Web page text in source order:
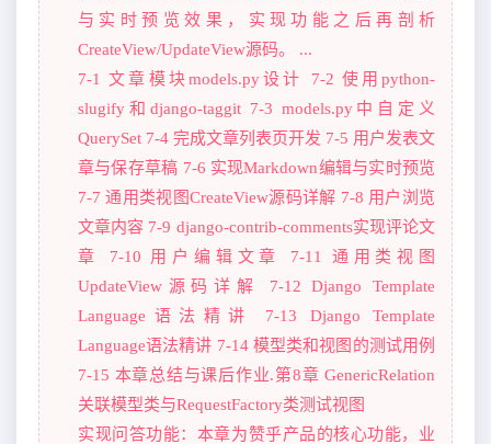
与实时预览效果，实现功能之后再剖析
CreateView/UpdateView源码。 ...
7-1 文章模块models.py设计 7-2 使用python-
slugify和django-taggit 7-3 models.py中自定义
QuerySet 7-4 完成文章列表页开发 7-5 用户发表文
章与保存草稿 7-6 实现Markdown编辑与实时预览
7-7 通用类视图CreateView源码详解 7-8 用户浏览
文章内容 7-9 django-contrib-comments实现评论文
章 7-10 用户编辑文章 7-11 通用类视图
UpdateView源码详解 7-12 Django Template
Language语法精讲 7-13 Django Template
Language语法精讲 7-14 模型类和视图的测试用例
7-15 本章总结与课后作业.第8章 GenericRelation
关联模型类与RequestFactory类测试视图
实现问答功能：本章为赞乎产品的核心功能，业